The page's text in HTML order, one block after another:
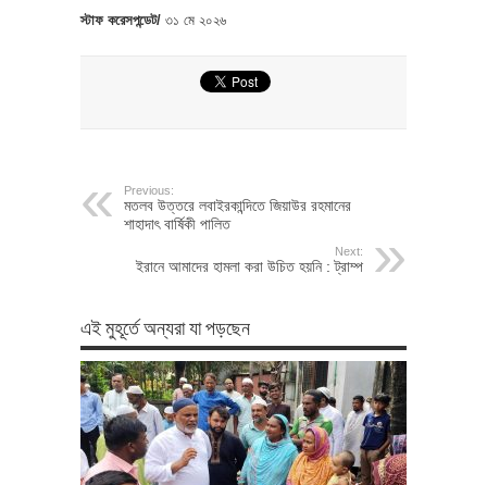
স্টাফ করেসপন্ডেট/ ৩১ মে ২০২৬
Previous:
মতলব উত্তরে লবাইরকান্দিতে জিয়াউর রহমানের
শাহাদাৎ বার্ষিকী পালিত
Next:
ইরানে আমাদের হামলা করা উচিত হয়নি : ট্রাম্প
এই মুহূর্তে অন্যরা যা পড়ছেন